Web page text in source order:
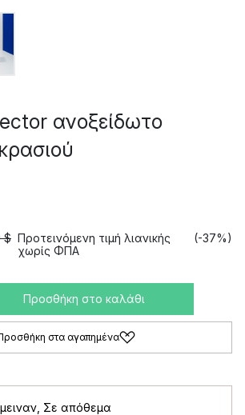
ανοξείδωτο
$ Προτεινόμενη τιμή λιανικής
χωρίς ΦΠΑ
(-37%)
Προσθήκη στο καλάθι
στα αγαπημένα
Σε απόθεμα